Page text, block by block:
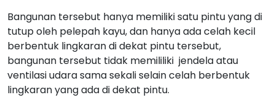
Bangunan tersebut hanya memiliki satu pintu yang di
tutup oleh pelepah kayu, dan hanya ada celah kecil
berbentuk lingkaran di dekat pintu tersebut,
bangunan tersebut tidak memililiki jendela atau
ventilasi udara sama sekali selain celah berbentuk
lingkaran yang ada di dekat pintu.